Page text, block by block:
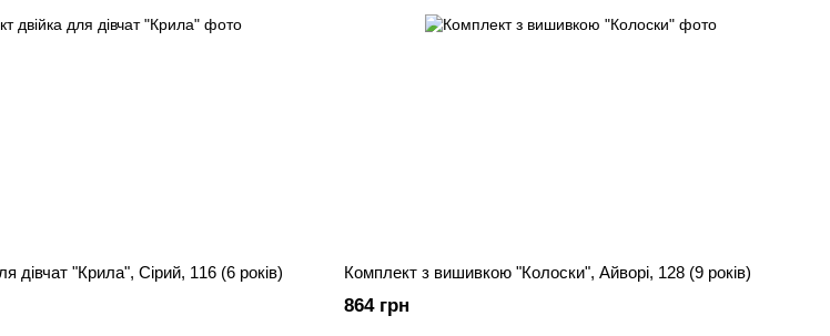
дівчат "Крила", Сірий, 116 (6 років) Комплект з вишивкою "Колоски", Айворі, 128 (9 років)
864 грн